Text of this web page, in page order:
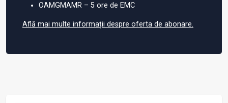
OAMGMAMR – 5 ore de EMC
Află mai multe informații despre oferta de abonare.